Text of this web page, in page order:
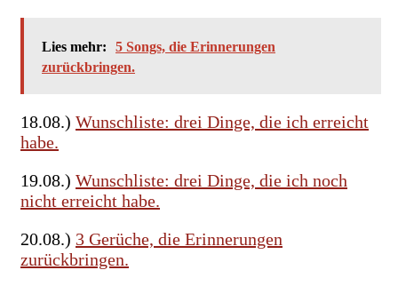
Lies mehr:
5 Songs, die Erinnerungen
zurückbringen.
18.08.) Wunschliste: drei Dinge, die ich erreicht
habe.
19.08.) Wunschliste: drei Dinge, die ich noch
nicht erreicht habe.
20.08.) 3 Gerüche, die Erinnerungen
zurückbringen.